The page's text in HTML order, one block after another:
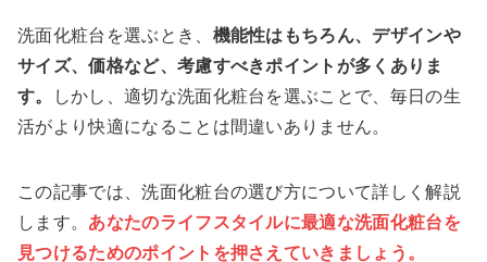
洗面化粧台を選ぶとき、 機能性はもちろん、デザインや
サイズ、価格など、考慮すべきポイントが多くありま
す。
しかし、適切な洗面化粧台を選ぶことで、毎日の生
活がより快適になることは間違いありません。
この記事では、洗面化粧台の選び方について詳しく解説
します。 あなたのライフスタイルに最適な洗面化粧台を
見つけるためのポイントを押さえていきましょう。